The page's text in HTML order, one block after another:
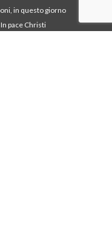
in questo giorno
In pace Christi